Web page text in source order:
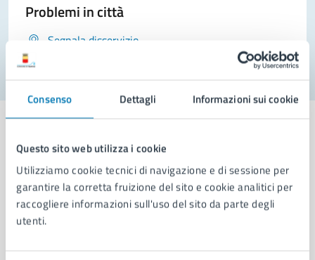
Consenso Dettagli Informazioni sui cookie
Questo sito web utilizza i cookie
Utilizziamo cookie tecnici di navigazione e di sessione per
garantire la corretta fruizione del sito e cookie analitici per
raccogliere informazioni sull'uso del sito da parte degli
utenti.
Problemi in città
Segnala disservizio
Comune di Napoli
AMMINISTRAZIONE